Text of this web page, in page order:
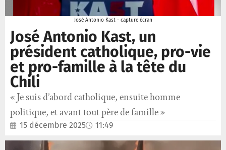
José Antonio Kast - capture écran
José Antonio Kast, un
président catholique, pro-vie
et pro-famille à la tête du
Chili
« Je suis d’abord catholique, ensuite homme
politique, et avant tout père de famille »
15 décembre 2025 11:49